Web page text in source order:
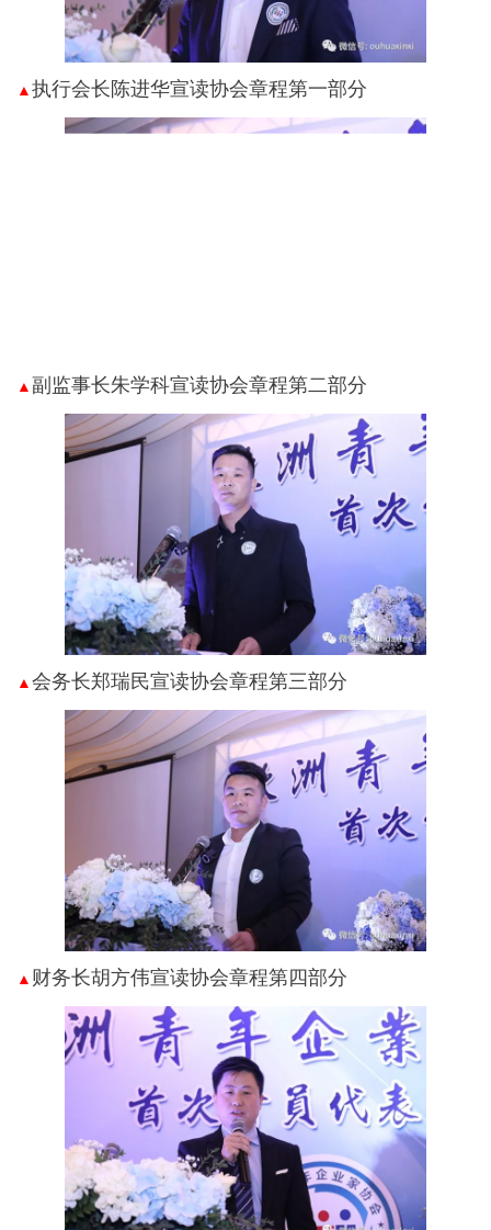
▲ 执行会长陈进华宣读协会章程第一部分
▲ 副监事长朱学科宣读协会章程第二部分
▲ 会务长郑瑞民宣读协会章程第三部分
▲ 财务长胡方伟宣读协会章程第四部分